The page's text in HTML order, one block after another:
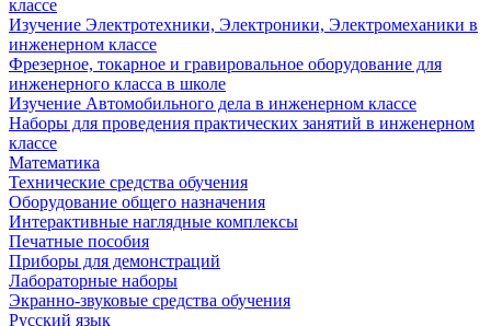
классе
Изучение Электротехники, Электроники, Электромеханики в
инженерном классе
Фрезерное, токарное и гравировальное оборудование для
инженерного класса в школе
Изучение Автомобильного дела в инженерном классе
Наборы для проведения практических занятий в инженерном
классе
Математика
Технические средства обучения
Оборудование общего назначения
Интерактивные наглядные комплексы
Печатные пособия
Приборы для демонстраций
Лабораторные наборы
Экранно-звуковые средства обучения
Русский язык